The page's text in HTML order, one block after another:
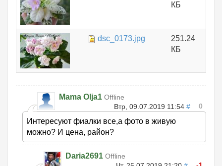
КБ
dsc_0173.jpg
251.24
КБ
Mama Olja1 Offline
Втр, 09.07.2019 11:54 # 0
Интересуют фиалки все,а фото в живую
можно? И цена, район?
Daria2691 Offline